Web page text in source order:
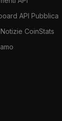
API Pubblica
CoinStats